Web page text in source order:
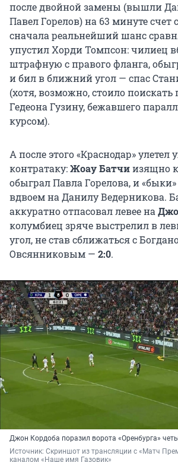
после двойной замены (вышли
Павел Горелов) на 63 минуте счет
сначала реальнейший шанс
упустил Хорди Томпсон: чилиец
штрафную с правого фланга,
и бил в ближний угол — спас
(хотя, возможно, стоило поискать
Гедеона Гузину, бежавшего
курсом).
А после этого «Краснодар» улетел
контратаку:Жоау Батчиизящно
обыграл Павла Горелова, и
вдвоем на Данилу Ведерникова.
аккуратно отпасовал левее на
колумбиец зряче выстрелил в
угол, не став сближаться с
Овсянниковым — 2:0.
Джон Кордоба поразил ворота «Оренбурга»
Источник: Скриншот из трансляции с «Матч
каналом «Наше имя Газовик»